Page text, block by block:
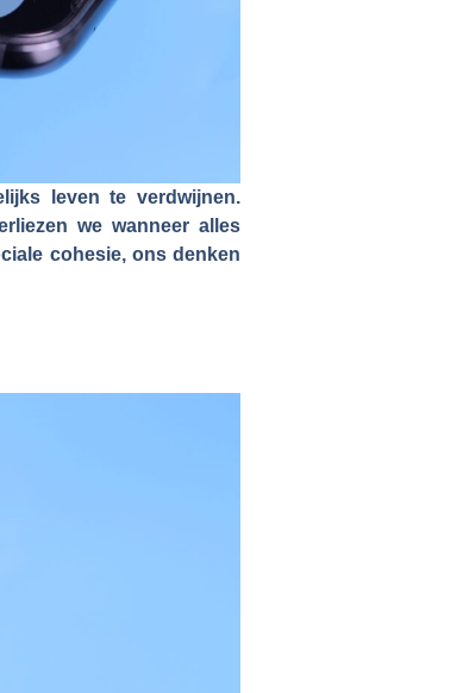
leven te verdwijnen.
we wanneer alles
cohesie, ons denken